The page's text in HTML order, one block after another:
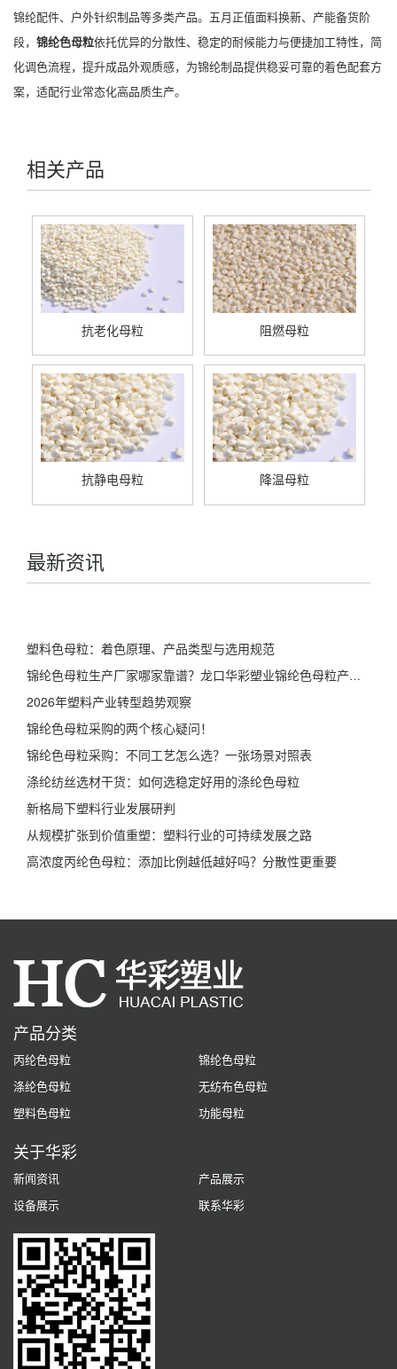
锦纶配件、户外针织制品等多类产品。五月正值面料换新、产能备货阶
段， 锦纶色母粒依托优异的分散性、稳定的耐候能力与便捷加工特性，简
化调色流程，提升成品外观质感，为锦纶制品提供稳妥可靠的着色配套方
案，适配行业常态化高品质生产。
相关产品
抗老化母粒 阻燃母粒
抗静电母粒 降温母粒
最新资讯
塑料色母粒：着色原理、产品类型与选用规范
锦纶色母粒生产厂家哪家靠谱？龙口华彩塑业锦纶色母粒产品详解
2026年塑料产业转型趋势观察
锦纶色母粒采购的两个核心疑问！
锦纶色母粒采购：不同工艺怎么选？一张场景对照表
涤纶纺丝选材干货：如何选稳定好用的涤纶色母粒
新格局下塑料行业发展研判
从规模扩张到价值重塑：塑料行业的可持续发展之路
高浓度丙纶色母粒：添加比例越低越好吗？分散性更重要
产品分类
丙纶色母粒
锦纶色母粒
涤纶色母粒
无纺布色母粒
塑料色母粒
功能母粒
关于华彩
新闻资讯
产品展示
设备展示
联系华彩